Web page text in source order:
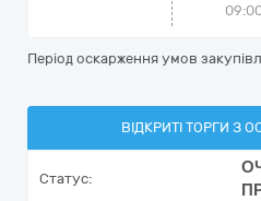
Період оскарження умов
ВІДКРИТІ ТОРГИ З
Статус: